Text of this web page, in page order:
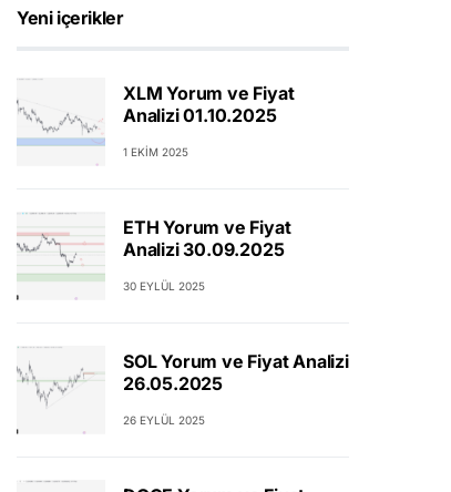
Yeni içerikler
XLM Yorum ve Fiyat
Analizi 01.10.2025
1 EKIM 2025
ETH Yorum ve Fiyat
Analizi 30.09.2025
30 EYLÜL 2025
SOL Yorum ve Fiyat Analizi
26.05.2025
26 EYLÜL 2025